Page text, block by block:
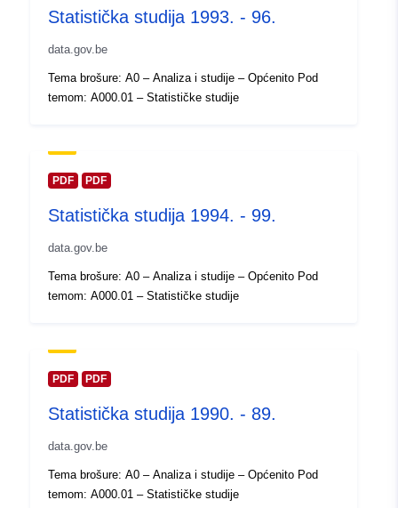
https://statbel.fgov.be/en
Kataloški
registar:
Dodano u data.europa.eu:
2024
6.41, 51.51 ], [ 6.41, 49.49 ], [
uriRef:
Prava pristupa: public
pokrivenost:
- 31 December 1994
Statistička studija 1993. - 96.
data.gov.be
Tema brošure: A0 – Analiza i studije – Općenito Pod
temom: A000.01 – Statističke studije
PDF PDF
Statistička studija 1994. - 99.
data.gov.be
Tema brošure: A0 – Analiza i studije – Općenito Pod
temom: A000.01 – Statističke studije
PDF PDF
Statistička studija 1990. - 89.
data.gov.be
Tema brošure: A0 – Analiza i studije – Općenito Pod
temom: A000.01 – Statističke studije